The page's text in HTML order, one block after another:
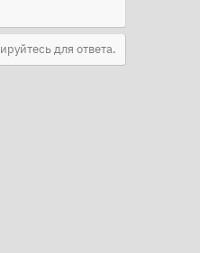
для ответа.